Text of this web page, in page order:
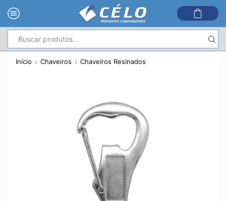
de
pesquisa
Início Chaveiros Chaveiros Resinados